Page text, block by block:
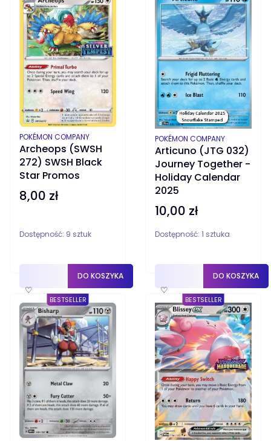
Archeops (SWSH
272) SWSH Black
Star Promos
PRODUCENT
POKÉMON COMPANY
Cena
8,00 zł
Dostępność: 9 sztuk
♡
DO KOSZYKA
Articuno (JTG 032)
Journey Together -
Holiday Calendar
2025
PRODUCENT
POKÉMON COMPANY
Cena
10,00 zł
Dostępność: 1 sztuka
♡
DO KOSZYKA
BESTSELLER BESTSELLER